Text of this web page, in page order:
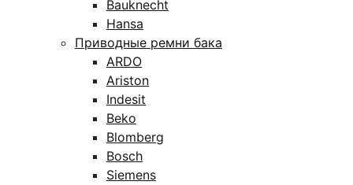
Bauknecht
Hansa
Приводные ремни бака
ARDO
Ariston
Indesit
Beko
Blomberg
Bosch
Siemens